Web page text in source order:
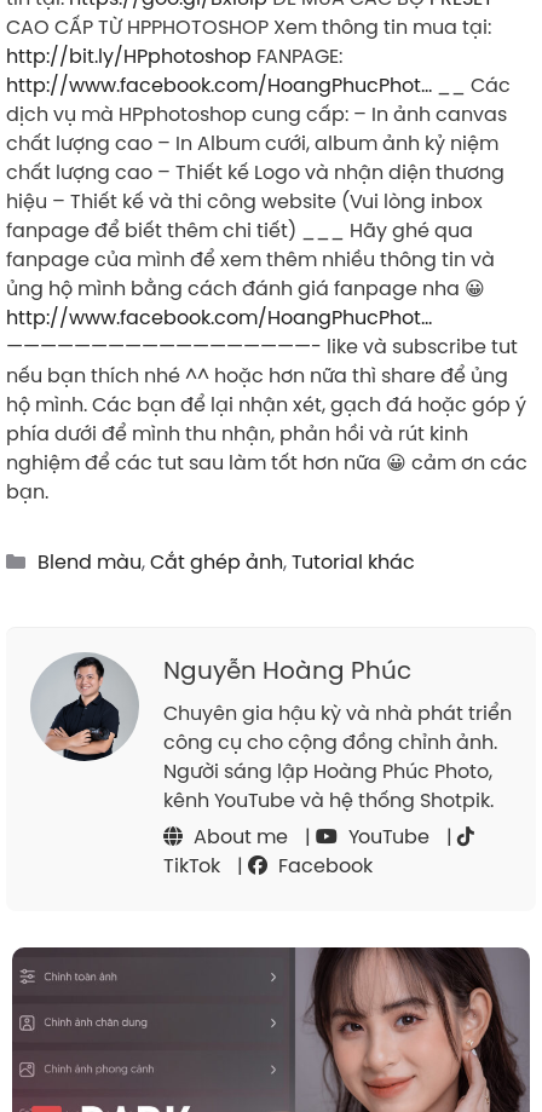
CAO CẤP TỪ HPPHOTOSHOP Xem thông tin mua tại:
http://bit.ly/HPphotoshop FANPAGE:
http://www.facebook.com/HoangPhucPhot… __ Các
dịch vụ mà HPphotoshop cung cấp: – In ảnh canvas
chất lượng cao – In Album cưới, album ảnh kỷ niệm
chất lượng cao – Thiết kế Logo và nhận diện thương
hiệu – Thiết kế và thi công website (Vui lòng inbox
fanpage để biết thêm chi tiết) ___ Hãy ghé qua
fanpage của mình để xem thêm nhiều thông tin và
ủng hộ mình bằng cách đánh giá fanpage nha 😀
http://www.facebook.com/HoangPhucPhot…
——————————————————- like và subscribe tut
nếu bạn thích nhé ^^ hoặc hơn nữa thì share để ủng
hộ mình. Các bạn để lại nhận xét, gạch đá hoặc góp ý
phía dưới để mình thu nhận, phản hồi và rút kinh
nghiệm để các tut sau làm tốt hơn nữa 😀 cảm ơn các
bạn.
Categories
Blend màu,Cắt ghép ảnh,Tutorial khác
Nguyễn Hoàng Phúc
Chuyên gia hậu kỳ và nhà phát triển
công cụ cho cộng đồng chỉnh ảnh.
Người sáng lập Hoàng Phúc Photo,
kênh YouTube và hệ thống Shotpik.
About me
| YouTube
|
TikTok
| Facebook